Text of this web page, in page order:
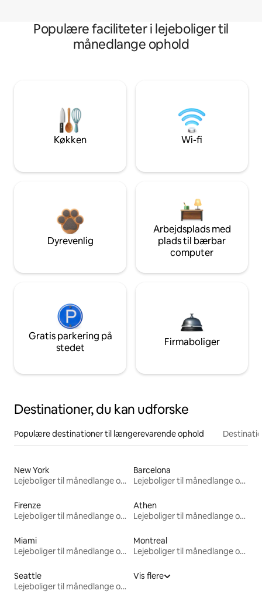
Populære faciliteter i lejeboliger til
månedlange ophold
Køkken Wi-fi
Dyrevenlig
Arbejdsplads med
plads til bærbar
computer
Gratis parkering på
stedet
Firmaboliger
Destinationer, du kan udforske
Populære destinationer til længerevarende ophold
New York
Lejeboliger til månedlange ophold
Barcelona
Lejeboliger til månedlange ophold
Firenze
Lejeboliger til månedlange ophold
Athen
Lejeboliger til månedlange ophold
Miami
Lejeboliger til månedlange ophold
Montreal
Lejeboliger til månedlange ophold
Seattle
Lejeboliger til månedlange ophold
Vis flere